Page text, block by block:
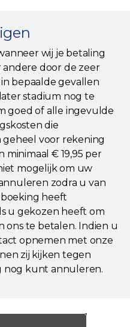
wij je betaling
door de zeer
in bepaalde gevallen
stadium nog te
goed of alle ingevulde
die
voor rekening
minimaal € 19,95 per
mogelijk om uw
zodra u van
heeft
u gekozen heeft om
ons te betalen. Indien u
opnemen met onze
zij kijken tegen
nog kunt annuleren.